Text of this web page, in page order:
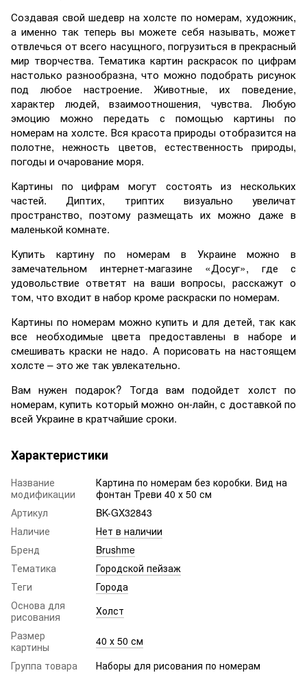
Создавая свой шедевр на холсте по номерам, художник,
а именно так теперь вы можете себя называть, может
отвлечься от всего насущного, погрузиться в прекрасный
мир творчества. Тематика картин раскрасок по цифрам
настолько разнообразна, что можно подобрать рисунок
под любое настроение. Животные, их поведение,
характер людей, взаимоотношения, чувства. Любую
эмоцию можно передать с помощью картины по
номерам на холсте. Вся красота природы отобразится на
полотне, нежность цветов, естественность природы,
погоды и очарование моря.
Картины по цифрам могут состоять из нескольких
частей. Диптих, триптих визуально увеличат
пространство, поэтому размещать их можно даже в
маленькой комнате.
Купить картину по номерам в Украине можно в
замечательном интернет-магазине «Досуг», где с
удовольствие ответят на ваши вопросы, расскажут о
том, что входит в набор кроме раскраски по номерам.
Картины по номерам можно купить и для детей, так как
все необходимые цвета предоставлены в наборе и
смешивать краски не надо. А порисовать на настоящем
холсте – это же так увлекательно.
Вам нужен подарок? Тогда вам подойдет холст по
номерам, купить который можно он-лайн, с доставкой по
всей Украине в кратчайшие сроки.
Характеристики
Название
модификации
Картина по номерам без коробки. Вид на
фонтан Треви 40 х 50 см
Артикул
BK-GX32843
Наличие
Нет в наличии
Бренд
Brushme
Тематика
Городской пейзаж
Теги
Города
Основа для
рисования
Холст
Размер
картины
40 х 50 см
Группа товара
Наборы для рисования по номерам